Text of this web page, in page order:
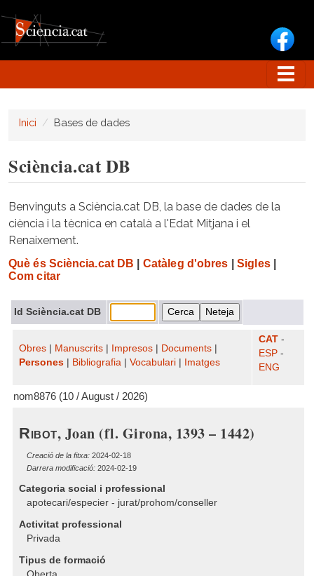
Inici Bases de dades
Sciència.cat DB
Benvinguts a Sciència.cat DB, la base de dades de la
ciència i la tècnica en català a l'Edat Mitjana i el
Renaixement.
Què és Sciència.cat DB Catàleg d'obres Sigles|
Com citar
Id Sciència.cat DB
Obres Manuscrits Impresos Documents
Persones
Bibliografia Vocabulari Imatges
CAT -
ESP -
ENG
nom8876 (10 / August / 2026)
Ribot, Joan (fl. Girona, 1393 – 1442)
Creació de la fitxa: 2024-02-18
Darrera modificació: 2024-02-19
Categoria social i professional
apotecari/especier - jurat/prohom/conseller
Activitat professional
Privada
Tipus de formació